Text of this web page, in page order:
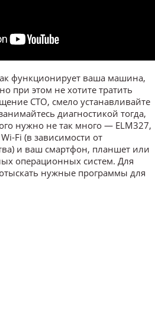
функционирует ваша машина,
при этом не хотите тратить
СТО, смело устанавливайте
диагностикой тогда,
нужно не так много — ELM327,
Fi (в зависимости от
и ваш смартфон, планшет или
операционных систем. Для
нужные программы для